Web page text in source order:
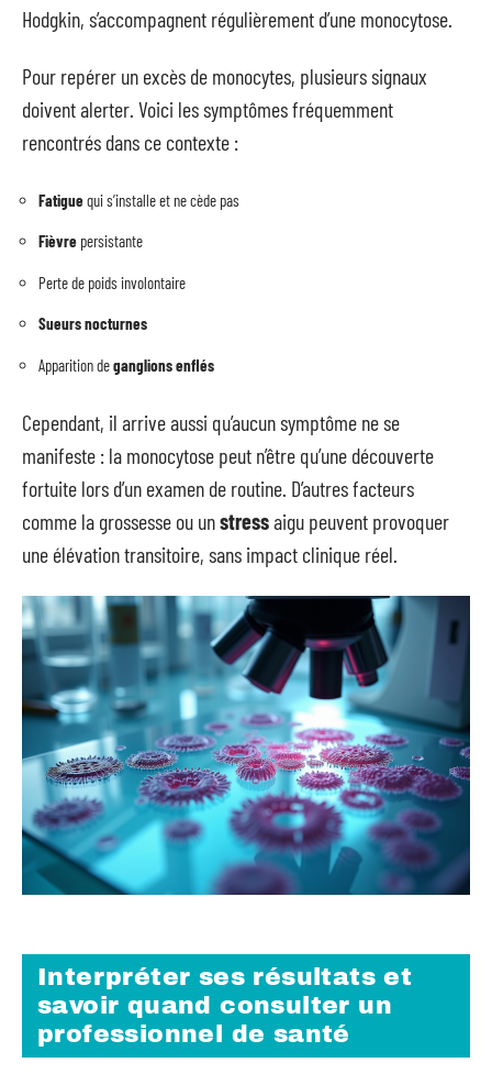
Hodgkin, s’accompagnent régulièrement d’une monocytose.
Pour repérer un excès de monocytes, plusieurs signaux
doivent alerter. Voici les symptômes fréquemment
rencontrés dans ce contexte :
Fatiguequi s’installe et ne cède pas
Fièvre persistante
Perte de poids involontaire
Sueurs nocturnes
Apparition deganglions enflés
Cependant, il arrive aussi qu’aucun symptôme ne se
manifeste : la monocytose peut n’être qu’une découverte
fortuite lors d’un examen de routine. D’autres facteurs
comme la grossesse ou unstressaigu peuvent provoquer
une élévation transitoire, sans impact clinique réel.
Interpréter ses résultats et
savoir quand consulter un
professionnel de santé